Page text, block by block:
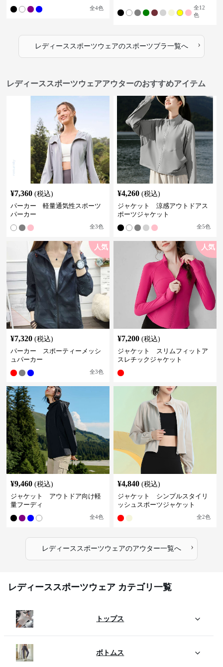
全4色 全12
色
レディーススポーツウェアのスポーツブラ一覧へ ›
レディーススポーツウェアアウターのおすすめアイテム
¥7,360 (税込)
パーカー 軽量通気性スポーツ
パーカー
全3色
¥4,260 (税込)
ジャケット 涼感アウトドアス
ポーツジャケット
全5色
人気
¥7,320 (税込)
パーカー スポーティーメッシ
ュパーカー
全3色
人気
¥7,200 (税込)
ジャケット スリムフィットア
スレチックジャケット
¥9,460 (税込)
ジャケット アウトドア向け軽
量フーディ
全4色
¥4,840 (税込)
ジャケット シンプルスタイリ
ッシュスポーツジャケット
全2色
レディーススポーツウェアのアウター一覧へ ›
レディーススポーツウェア カテゴリ一覧
トップス
ボトムス